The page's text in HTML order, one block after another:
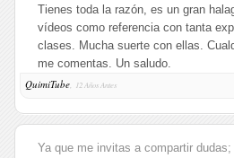
Tienes toda la razón, es un gran
vídeos como referencia con tanta
clases. Mucha suerte con ellas.
me comentas. Un saludo.
QuimiTube, 12 Años Antes
Ya que me invitas a compartir